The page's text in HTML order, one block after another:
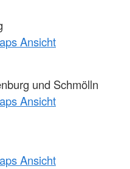
Ansicht
und Schmölln
Ansicht
Ansicht